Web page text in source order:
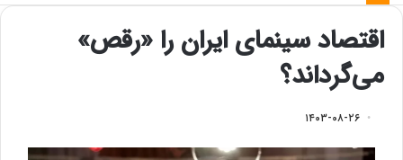
اقتصاد سینمای ایران را «رقص»
می‌گرداند؟
۱۴۰۳-۰۸-۲۶